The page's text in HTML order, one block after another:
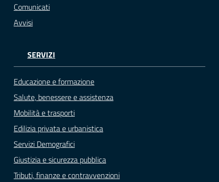
Comunicati
Avvisi
SERVIZI
Educazione e formazione
Salute, benessere e assistenza
Mobilità e trasporti
Edilizia privata e urbanistica
Servizi Demografici
Giustizia e sicurezza pubblica
Tributi, finanze e contravvenzioni